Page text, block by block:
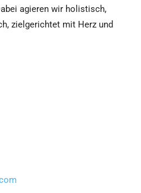
agieren wir holistisch,
zielgerichtet mit Herz und